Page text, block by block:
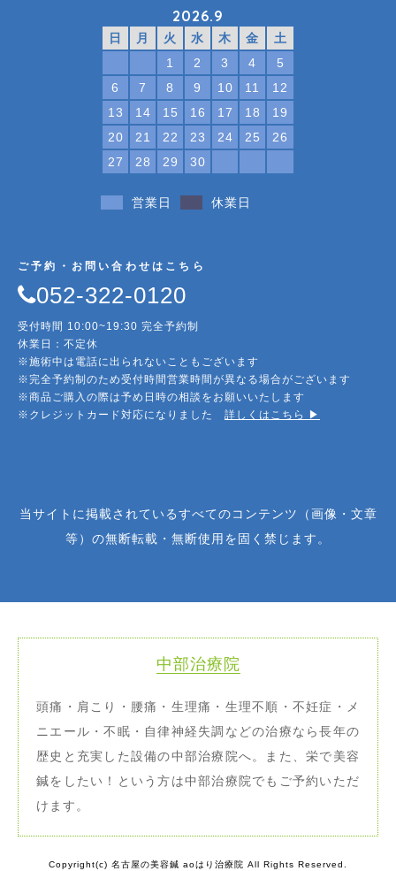
2026.9
日 月 火 水 木 金
土
1
2 3 4
5
6
7 8 9 10 11
12
13
14 15 16 17 18
19
20
21 22 23 24 25
26
27
28 29 30
営業日 休業日
ご予約・お問い合わせはこちら
052-322-0120
受付時間 10:00~19:30 完全予約制
休業日：不定休
※施術中は電話に出られないこともございます
※完全予約制のため受付時間営業時間が異なる場合がございます
※商品ご購入の際は予め日時の相談をお願いいたします
※クレジットカード対応になりました 詳しくはこちら ▶︎
当サイトに掲載されているすべてのコンテンツ（画像・文章
等）の無断転載・無断使用を固く禁じます。
中部治療院
頭痛・肩こり・腰痛・生理痛・生理不順・不妊症・メ
ニエール・不眠・自律神経失調などの治療なら長年の
歴史と充実した設備の中部治療院へ。また、栄で美容
鍼をしたい！という方は中部治療院でもご予約いただ
けます。
Copyright(c) 名古屋の美容鍼 aoはり治療院 All Rights Reserved.